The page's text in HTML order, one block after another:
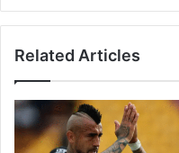
Related Articles